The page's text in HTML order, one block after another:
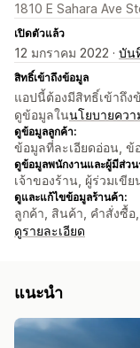
1810 E Sahara Ave
เปิดตัวแล้ว
12 มกราคม 2022 · บัน
สิทธิ์เข้าถึงข้อมูล
แอปนี้ต้องมีสิทธิ์เข้าถึ
ดูข้อมูลในนโยบายคว
ดูข้อมูลลูกค้า:
ข้อมูลที่ละเอียดอ่อน,
ดูข้อมูลพนักงานและผู้มีส่วน
เจ้าของร้าน, ผู้ร่วมเขี
ดูและแก้ไขข้อมูลร้านค้า:
ลูกค้า, สินค้า, คำสั่งซื้
ดูรายละเอียด
แนะนำ